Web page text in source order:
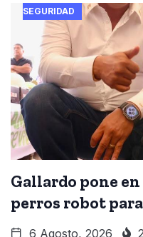
SEGURIDAD
Gallardo pone
perros robot para
6 Agosto, 2026